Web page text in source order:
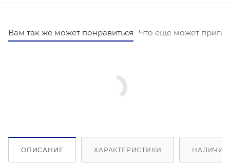
Вам так же может понравиться Что еще может
ОПИСАНИЕ ХАРАКТЕРИСТИКИ НАЛИЧИЕ